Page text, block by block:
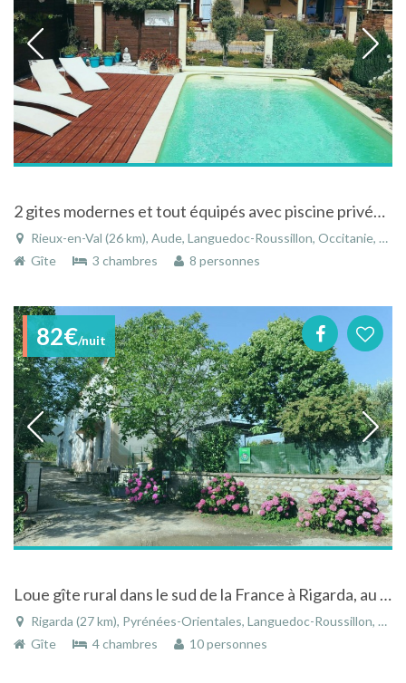
2 gites modernes et tout équipés avec piscine privée dans les Corbières
Rieux-en-Val (26 km), Aude, Languedoc-Roussillon, Occitanie, France
Gîte
3 chambres 8 personnes
82€/nuit
Loue gîte rural dans le sud de la France à Rigarda, au pied des Pyrénnées
Rigarda (27 km), Pyrénées-Orientales, Languedoc-Roussillon, Occitanie, France
Gîte
4 chambres 10 personnes